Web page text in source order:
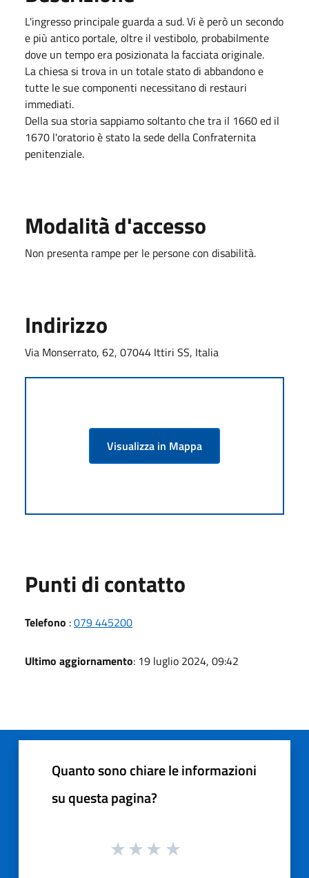
L'ingresso principale guarda a sud. Vi è però un secondo
e più antico portale, oltre il vestibolo, probabilmente
dove un tempo era posizionata la facciata originale.
La chiesa si trova in un totale stato di abbandono e
tutte le sue componenti necessitano di restauri
immediati.
Della sua storia sappiamo soltanto che tra il 1660 ed il
1670 l'oratorio è stato la sede della Confraternita
penitenziale.
Modalità d'accesso
Non presenta rampe per le persone con disabilità.
Indirizzo
Via Monserrato, 62, 07044 Ittiri SS, Italia
Visualizza in Mappa
Punti di contatto
Telefono :079 445200
Ultimo aggiornamento: 19 luglio 2024, 09:42
Quanto sono chiare le informazioni
su questa pagina?